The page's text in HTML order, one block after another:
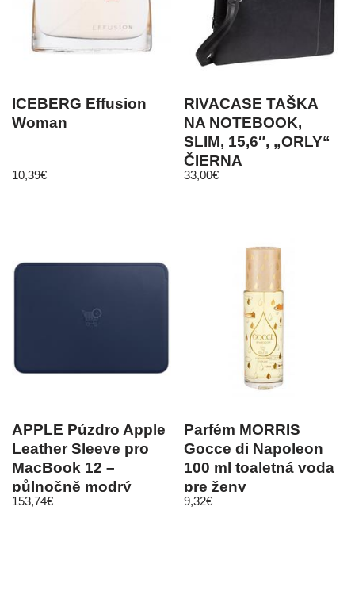
ICEBERG Effusion
Woman
10,39€
RIVACASE TAŠKA
NA NOTEBOOK,
SLIM, 15,6″, „ORLY“
ČIERNA
33,00€
APPLE Púzdro Apple
Leather Sleeve pro
MacBook 12 –
půlnočně modrý
MQG02ZM/A
153,74€
Parfém MORRIS
Gocce di Napoleon
100 ml toaletná voda
pre ženy
9,32€